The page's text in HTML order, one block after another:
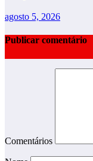
agosto 5, 2026
Publicar comentário
Comentários